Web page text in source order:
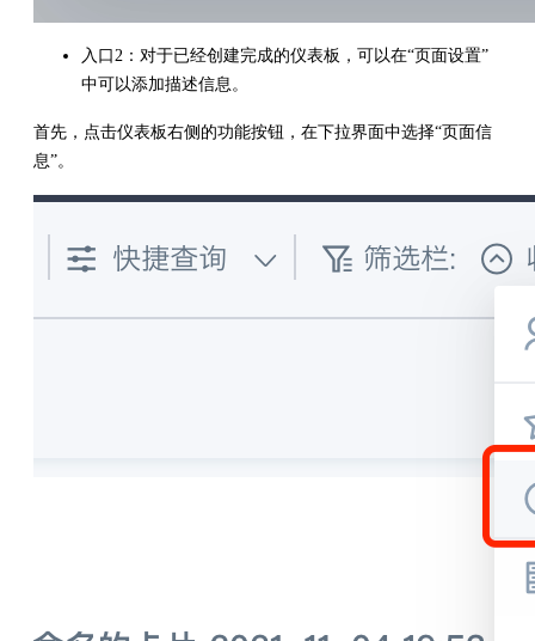
入口2：对于已经创建完成的仪表板，可以在“页面设置”
中可以添加描述信息。
首先，点击仪表板右侧的功能按钮，在下拉界面中选择“页面信
息”。